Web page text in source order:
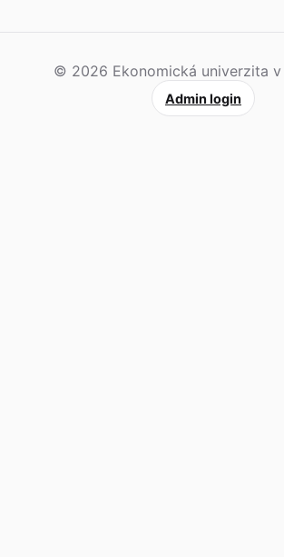
© 2026 Ekonomická univerzita v
Admin login